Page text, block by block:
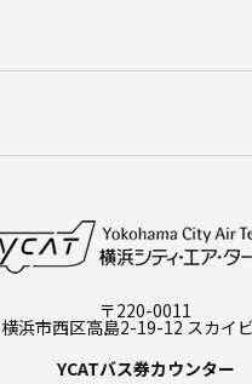
〒220-0011
横浜市西区高島2-19-12 スカイ
YCATバス券カウンター